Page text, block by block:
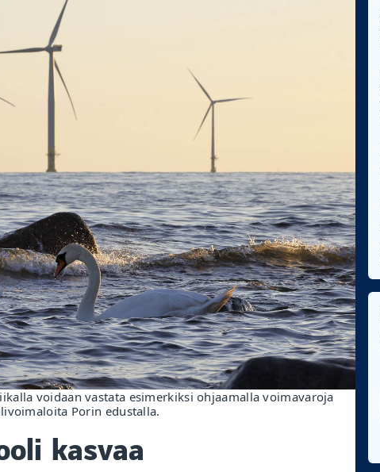
voidaan vastata esimerkiksi ohjaamalla voimavaroja
Porin edustalla.
kasvaa